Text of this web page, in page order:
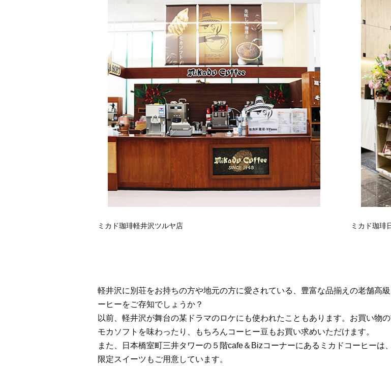
ミカド珈琲軽井沢ツルヤ店 ミカド珈琲
軽井沢に別荘をお持ちの方や地元の方に愛されている、豊富な品揃えの老舗高
ーヒーをご存知でしょうか？
以前、軽井沢が舞台の某ドラマのロケにも使われたこともあります。お買い物
モカソフトを味わったり、もちろんコーヒー豆もお買い求めいただけます。
また、日本橋室町三井タワーの５階cafe＆Bizコーナーにあるミカドコーヒー
限定スイーツもご用意しています。